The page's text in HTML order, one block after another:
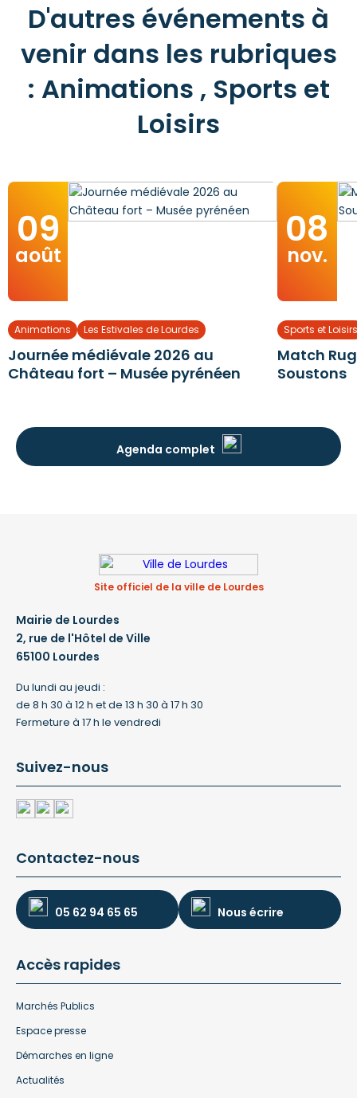
D'autres événements à
venir dans les rubriques
: Animations , Sports et
Loisirs
09
août
Animations Les Estivales de Lourdes
Journée médiévale 2026 au
Château fort – Musée pyrénéen
08
nov.
Sports et
Match
Soustons
Agenda complet
Site officiel de la ville de Lourdes
Mairie de Lourdes
2, rue de l'Hôtel de Ville
65100 Lourdes
Du lundi au jeudi :
de 8 h 30 à 12 h et de 13 h 30 à 17 h 30
Fermeture à 17 h le vendredi
Suivez-nous
Contactez-nous
05 62 94 65 65 Nous écrire
Accès rapides
Marchés Publics
Espace presse
Démarches en ligne
Actualités